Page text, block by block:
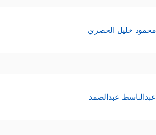
محمود خليل الحصري
عبدالباسط عبدالصمد